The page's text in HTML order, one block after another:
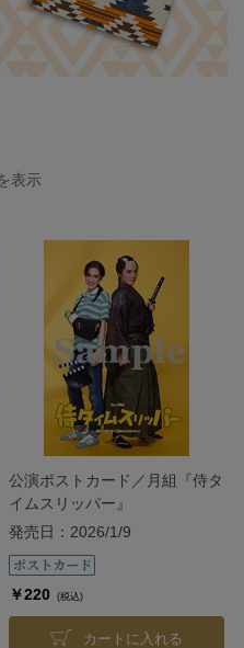
表示
公演ポストカード／月組『侍タ
イムスリッパー』
発売日：2026/1/9
￥220 (税込)
カートに入れる